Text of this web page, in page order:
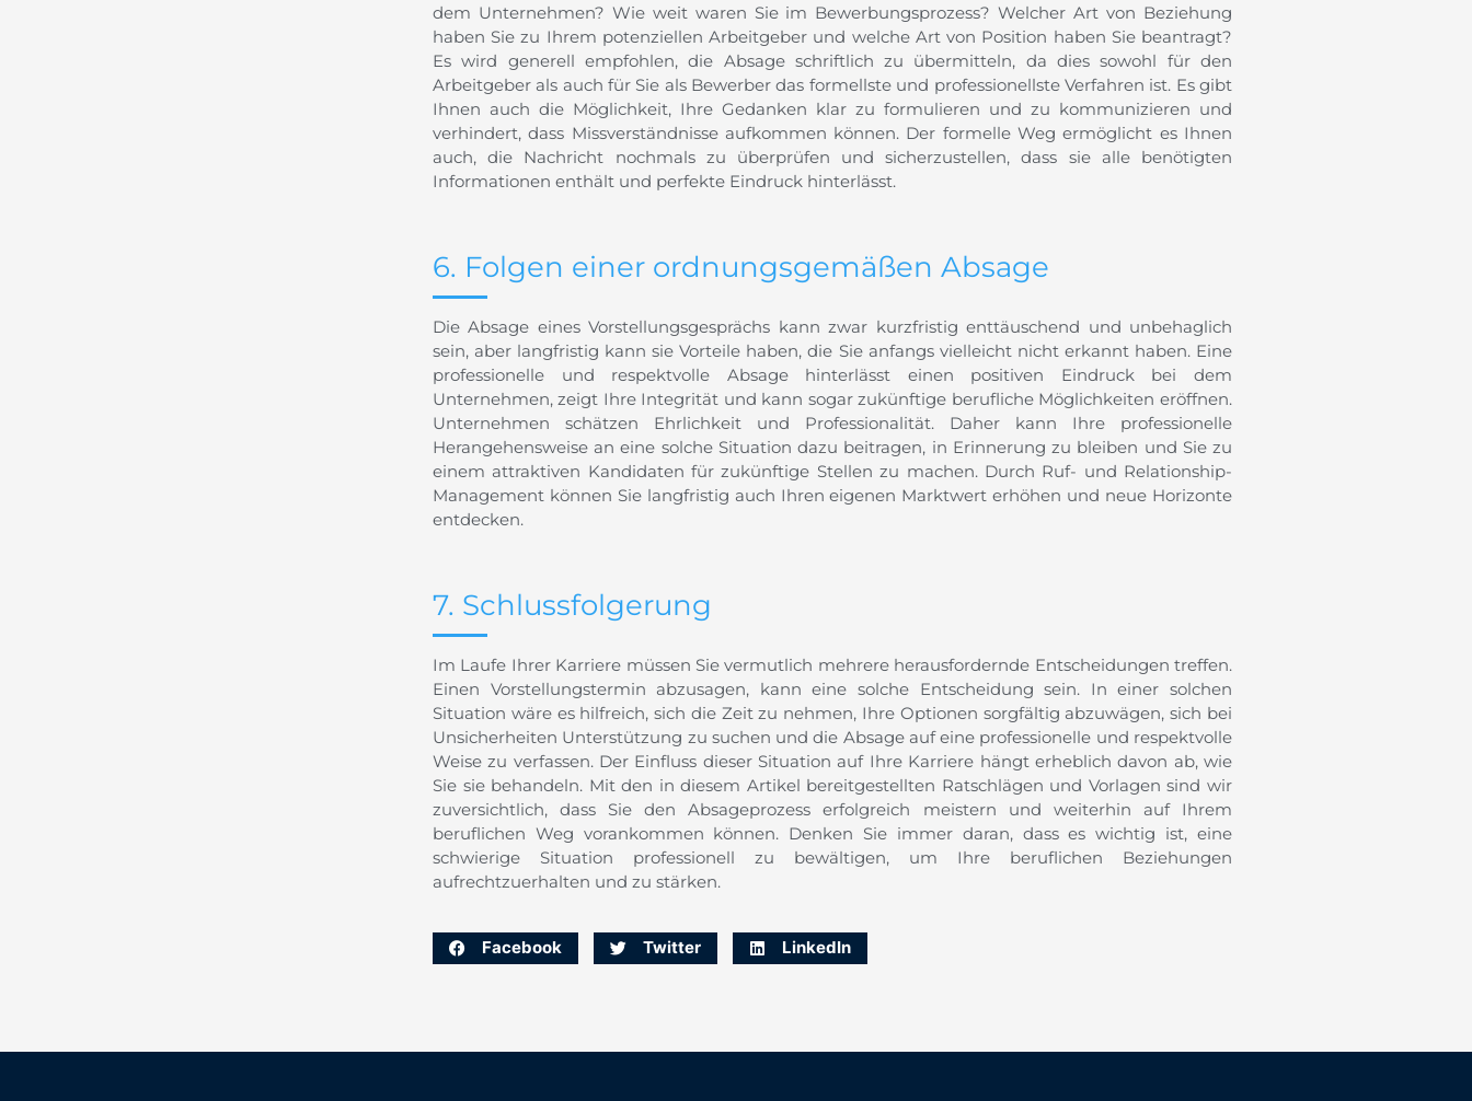
dem Unternehmen? Wie weit waren Sie im Bewerbungsprozess? Welcher Art von Beziehung
haben Sie zu Ihrem potenziellen Arbeitgeber und welche Art von Position haben Sie beantragt?
Es wird generell empfohlen, die Absage schriftlich zu übermitteln, da dies sowohl für den
Arbeitgeber als auch für Sie als Bewerber das formellste und professionellste Verfahren ist. Es gibt
Ihnen auch die Möglichkeit, Ihre Gedanken klar zu formulieren und zu kommunizieren und
verhindert, dass Missverständnisse aufkommen können. Der formelle Weg ermöglicht es Ihnen
auch, die Nachricht nochmals zu überprüfen und sicherzustellen, dass sie alle benötigten
Informationen enthält und perfekte Eindruck hinterlässt.
6. Folgen einer ordnungsgemäßen Absage
Die Absage eines Vorstellungsgesprächs kann zwar kurzfristig enttäuschend und unbehaglich
sein, aber langfristig kann sie Vorteile haben, die Sie anfangs vielleicht nicht erkannt haben. Eine
professionelle und respektvolle Absage hinterlässt einen positiven Eindruck bei dem
Unternehmen, zeigt Ihre Integrität und kann sogar zukünftige berufliche Möglichkeiten eröffnen.
Unternehmen schätzen Ehrlichkeit und Professionalität. Daher kann Ihre professionelle
Herangehensweise an eine solche Situation dazu beitragen, in Erinnerung zu bleiben und Sie zu
einem attraktiven Kandidaten für zukünftige Stellen zu machen. Durch Ruf- und Relationship-
Management können Sie langfristig auch Ihren eigenen Marktwert erhöhen und neue Horizonte
entdecken.
7. Schlussfolgerung
Im Laufe Ihrer Karriere müssen Sie vermutlich mehrere herausfordernde Entscheidungen treffen.
Einen Vorstellungstermin abzusagen, kann eine solche Entscheidung sein. In einer solchen
Situation wäre es hilfreich, sich die Zeit zu nehmen, Ihre Optionen sorgfältig abzuwägen, sich bei
Unsicherheiten Unterstützung zu suchen und die Absage auf eine professionelle und respektvolle
Weise zu verfassen. Der Einfluss dieser Situation auf Ihre Karriere hängt erheblich davon ab, wie
Sie sie behandeln. Mit den in diesem Artikel bereitgestellten Ratschlägen und Vorlagen sind wir
zuversichtlich, dass Sie den Absageprozess erfolgreich meistern und weiterhin auf Ihrem
beruflichen Weg vorankommen können. Denken Sie immer daran, dass es wichtig ist, eine
schwierige Situation professionell zu bewältigen, um Ihre beruflichen Beziehungen
aufrechtzuerhalten und zu stärken.
Facebook Twitter LinkedIn